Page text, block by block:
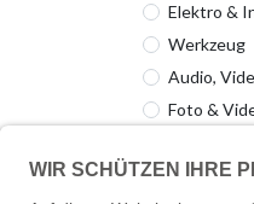
Elektro &
Werkzeug
Audio,
Foto &
Sonstiges